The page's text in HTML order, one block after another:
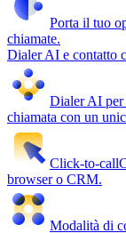
Porta il tuo
chiamate.
Dialer AI e contatto
Dialer AI per
chiamata con un
Click-to-call
browser o CRM.
Modalità di